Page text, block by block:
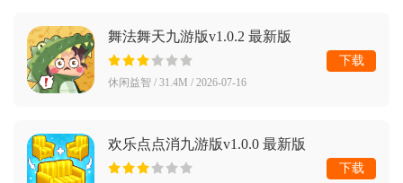
舞法舞天九游版v1.0.2 最新版
休闲益智 / 31.4M / 2026-07-16
下载
欢乐点点消九游版v1.0.0 最新版
下载